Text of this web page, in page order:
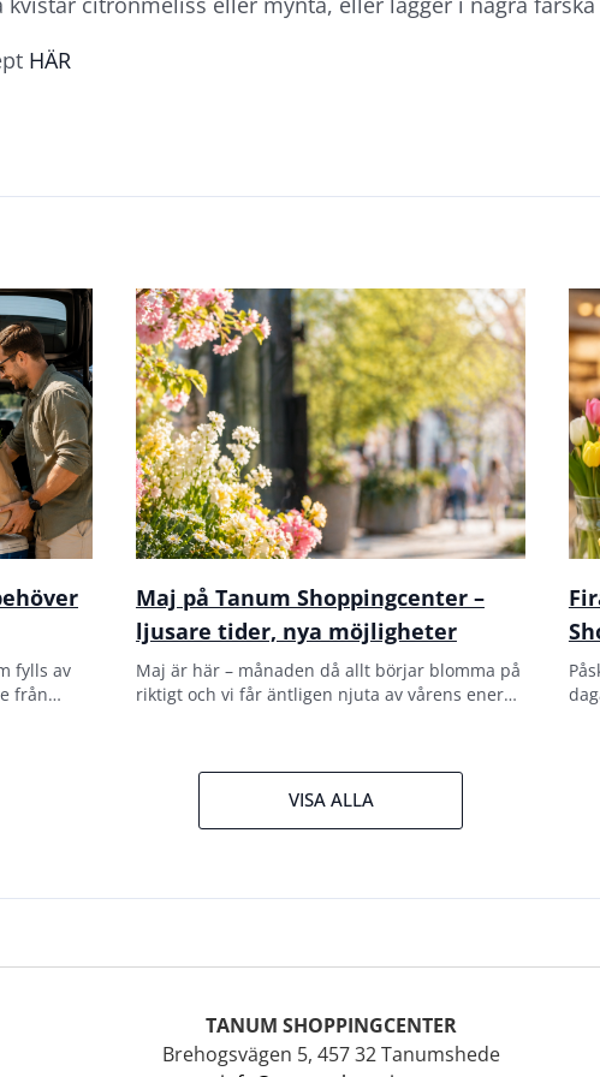
HÄR
fylls av
från
Maj på Tanum Shoppingcenter –
ljusare tider, nya möjligheter
Maj är här – månaden då allt börjar blomma på
riktigt och vi får äntligen njuta av vårens energi
VISA ALLA
TANUM SHOPPINGCENTER
Brehogsvägen 5, 457 32 Tanumshede